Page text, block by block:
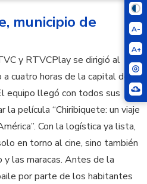
A-
A+
municipio de
y RTVCPlay se dirigió al
a cuatro horas de la capital del
equipo llegó con todos sus
película “Chiribiquete: un viaje
Con la logística ya lista,
en torno al cine, sino también
las maracas. Antes de la
por parte de los habitantes